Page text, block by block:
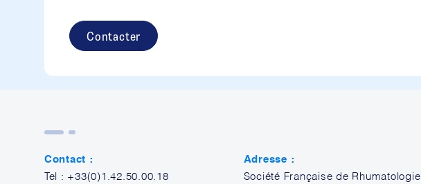
Contacter
Contact :
Tel : +33(0)1.42.50.00.18
Adresse :
Société Française de Rhumatologie